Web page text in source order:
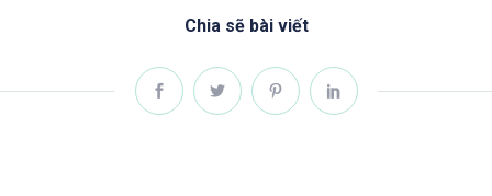
Chia sẽ bài viết